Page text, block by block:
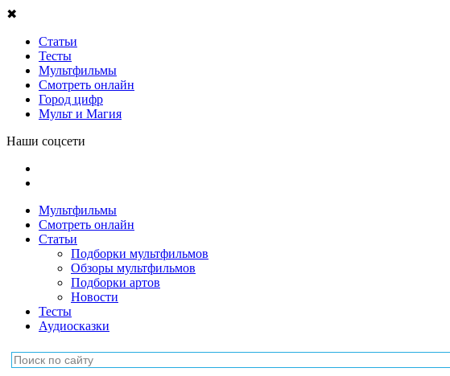
✖
Статьи
Тесты
Мультфильмы
Смотреть онлайн
Город цифр
Мульт и Магия
Наши соцсети
Мультфильмы
Смотреть онлайн
Статьи
Подборки мультфильмов
Обзоры мультфильмов
Подборки артов
Новости
Тесты
Аудиосказки